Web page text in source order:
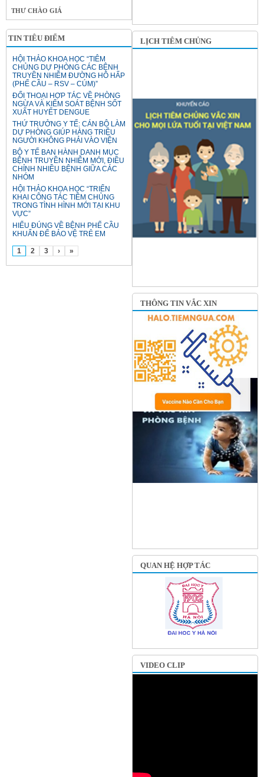
THƯ CHÀO GIÁ
TIN TIÊU ĐIỂM
HỘI THẢO KHOA HỌC “TIÊM
CHỦNG DỰ PHÒNG CÁC BỆNH
TRUYỀN NHIỄM ĐƯỜNG HÔ HẤP
(PHẾ CẦU – RSV – CÚM)”
ĐỐI THOẠI HỢP TÁC VỀ PHÒNG
NGỪA VÀ KIỂM SOÁT BỆNH SỐT
XUẤT HUYẾT DENGUE
THỨ TRƯỞNG Y TẾ: CÁN BỘ LÀM
DỰ PHÒNG GIÚP HÀNG TRIỆU
NGƯỜI KHÔNG PHẢI VÀO VIỆN
BỘ Y TẾ BAN HÀNH DANH MỤC
BỆNH TRUYỀN NHIỄM MỚI, ĐIỀU
CHỈNH NHIỀU BỆNH GIỮA CÁC
NHÓM
HỘI THẢO KHOA HỌC “TRIỂN
KHAI CÔNG TÁC TIÊM CHỦNG
TRONG TÌNH HÌNH MỚI TẠI KHU
VỰC”
HIỂU ĐÚNG VỀ BỆNH PHẾ CẦU
KHUẨN ĐỂ BẢO VỆ TRẺ EM
1 2 3 › »
LỊCH TIÊM CHỦNG
THÔNG TIN VẮC XIN
QUAN HỆ HỢP TÁC
VIDEO CLIP